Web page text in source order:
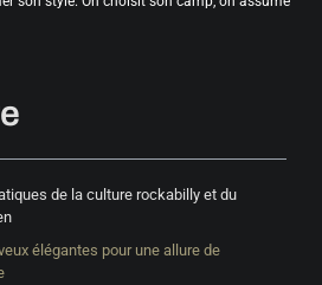
de la culture rockabilly et du
élégantes pour une allure de